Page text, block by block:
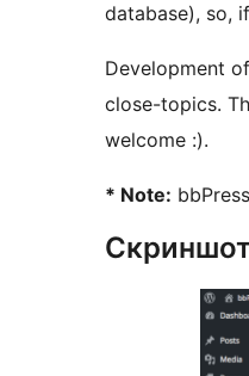
database), so,
Development
close-topics.
welcome :).
* Note: